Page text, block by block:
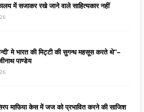
में सजाकर रखे जाने वाले साहित्यकार नहीं
मे भारत की मिट्टी की सुगन्ध महसूस करते थे”–
पाण्डेय
माफिया केस में जज को प्रभावित करने की साजिश